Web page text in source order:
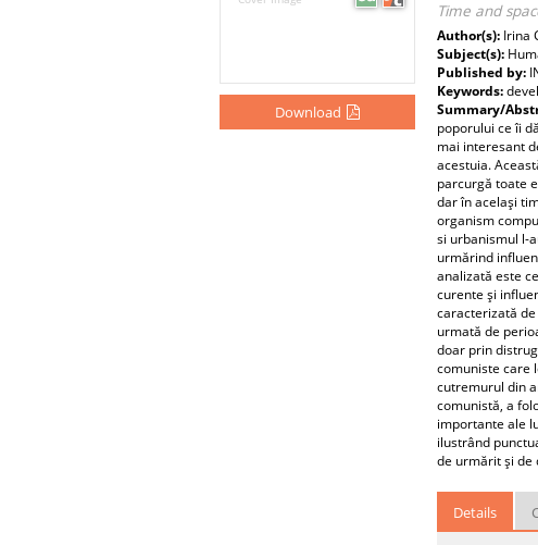
Download
Time and
Author(s): Irina
Subject(s):
Published by:
Keywords:
Summary/
poporului ce îi
mai interesant
acestuia.
parcurgă toate
dar în acelaşi
organism
si urbanismul l-
urmărind
analizată este
curente şi
caracterizată
urmată de
doar prin
comuniste care
cutremurul din
comunistă, a
importante ale
ilustrând
de urmărit şi de
Details